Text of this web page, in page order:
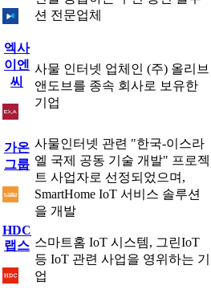
션 전문업체
엑사
이엔
씨
사물 인터넷 업체인 (주) 올리브
앤도브를 종속 회사로 보유한
기업
가온
그룹
사물인터넷 관련 "한국-이스라
엘 국제 공동 기술 개발" 프로젝
트 사업자로 선정되었으며,
SmartHome IoT 서비스 솔루션
을 개발
HDC
랩스 스마트홈 IoT 시스템, 그린IoT
등 IoT 관련 사업을 영위하는 기
업